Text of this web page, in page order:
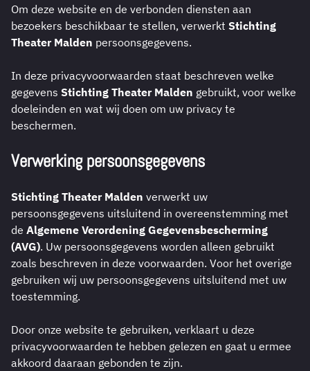
Om deze website en de verbonden diensten aan
bezoekers beschikbaar te stellen, verwerkt Stichting
Theater Malden persoonsgegevens.
In deze privacyvoorwaarden staat beschreven welke
gegevens Stichting Theater Malden gebruikt, voor welke
doeleinden en wat wij doen om uw privacy te
beschermen.
Verwerking persoonsgegevens
Stichting Theater Malden verwerkt uw
persoonsgegevens uitsluitend in overeenstemming met
de Algemene Verordening Gegevensbescherming
(AVG). Uw persoonsgegevens worden alleen gebruikt
zoals beschreven in deze voorwaarden. Voor het overige
gebruiken wij uw persoonsgegevens uitsluitend met uw
toestemming.
Door onze website te gebruiken, verklaart u deze
privacyvoorwaarden te hebben gelezen en gaat u ermee
akkoord daaraan gebonden te zijn.